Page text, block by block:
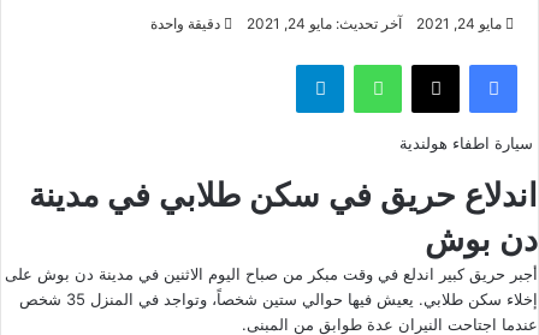
مايو 24, 2021 آخر تحديث: مايو 24, 2021 دقيقة واحدة
فيسبوك ‫X واتساب تيلقرام
سيارة اطفاء هولندية
اندلاع حريق في سكن طلابي في مدينة
دن بوش
أجبر حريق كبير اندلع في وقت مبكر من صباح اليوم الاثنين في مدينة دن بوش على
إخلاء سكن طلابي. يعيش فيها حوالي ستين شخصاً، وتواجد في المنزل 35 شخص
عندما اجتاحت النيران عدة طوابق من المبنى.